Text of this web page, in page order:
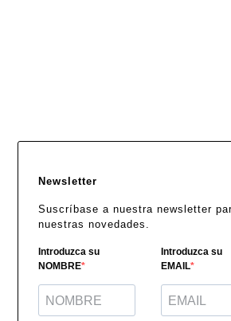
Newsletter
Suscríbase a nuestra newsletter
nuestras novedades.
Introduzca su
NOMBRE
Introduzca su
EMAIL